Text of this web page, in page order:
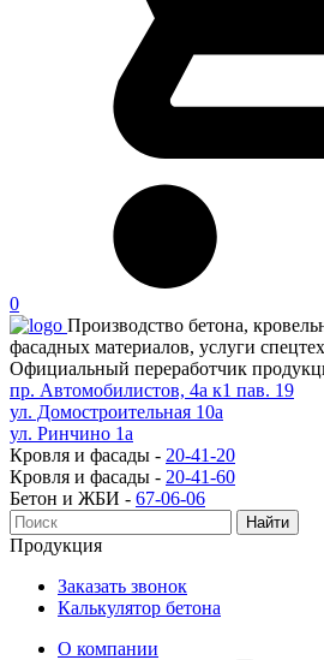
0
Производство бетона,
фасадных материалов, услуги
Официальный переработчик
пр. Автомобилистов, 4а к1 пав. 19
ул. Домостроительная 10а
ул. Ринчино 1а
Кровля и фасады - 20-41-20
Кровля и фасады - 20-41-60
Бетон и ЖБИ - 67-06-06
Найти
Продукция
Заказать звонок
Калькулятор бетона
О компании